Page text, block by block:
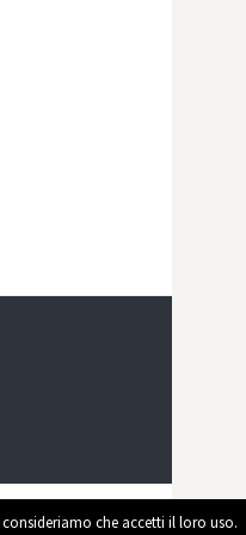
che accetti il loro uso.